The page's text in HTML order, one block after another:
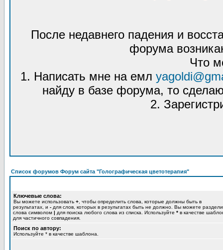
После недавнего падения и
форума
Что
1. Написать мне на емл
найду в базе форума, то
2.
Список форумов Форум сайта "Голографическая цветотерапия"
Ключевые слова:
Вы можете использовать + , чтобы определить слова, которые должны быть в
результатах, и - для слов, которых в результатах быть не должно. Вы можете
слова символом | для поиска любого слова из списка. Используйте * в качестве
для частичного совпадения.
Поиск по автору:
Используйте * в качестве шаблона.